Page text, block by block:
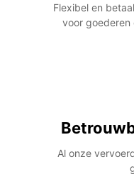
Flexibel en
voor goederen
Al onze